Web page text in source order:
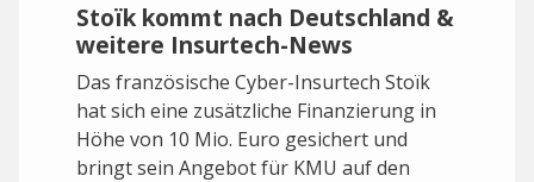
Stoïk kommt nach Deutschland &
weitere Insurtech-News
Das französische Cyber-Insurtech Stoïk
hat sich eine zusätzliche Finanzierung in
Höhe von 10 Mio. Euro gesichert und
bringt sein Angebot für KMU auf den